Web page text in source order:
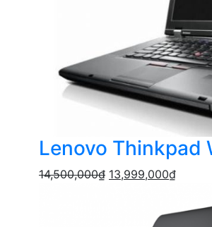
Lenovo Thinkpad
14,500,000₫ 13,999,000₫